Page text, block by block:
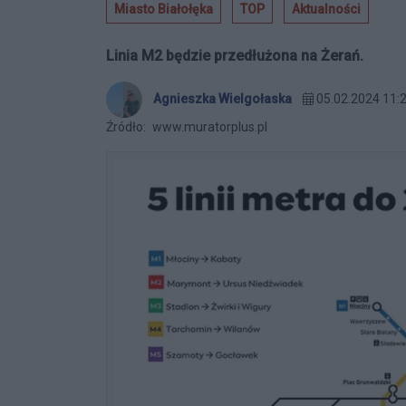
Miasto Białołęka TOP Aktualności
Linia M2 będzie przedłużona na Żerań.
Agnieszka Wielgołaska
05.02.2024
Źródło: www.muratorplus.pl